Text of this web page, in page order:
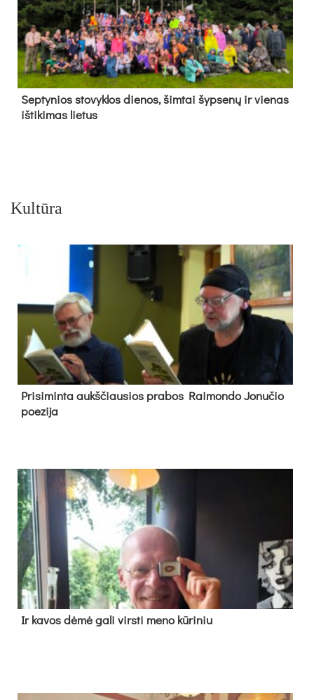
Sep­ty­nios sto­vyk­los die­nos, šim­tai šyp­se­nų ir vie­nas
iš­ti­ki­mas lie­tus
Kultūra
Pri­si­min­ta aukš­čiau­sios pra­bos Rai­mon­do Jo­nu­čio
poe­zi­ja
Ir ka­vos dė­mė ga­li virs­ti me­no kū­ri­niu